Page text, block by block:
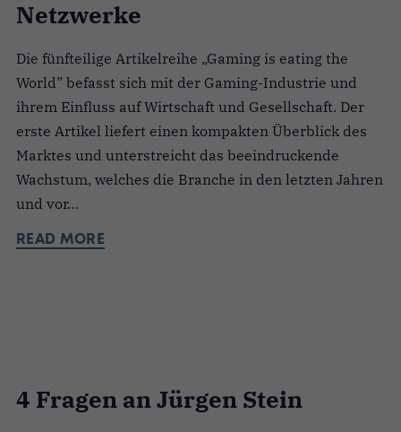
Netzwerke
Die fünfteilige Artikelreihe „Gaming is eating the
World” befasst sich mit der Gaming-Industrie und
ihrem Einfluss auf Wirtschaft und Gesellschaft. Der
erste Artikel liefert einen kompakten Überblick des
Marktes und unterstreicht das beeindruckende
Wachstum, welches die Branche in den letzten Jahren
und vor…
READ MORE
4 Fragen an Jürgen Stein